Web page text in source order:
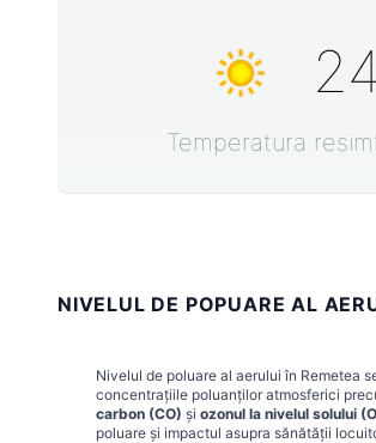
24
Temperatura
NIVELUL DE POPUARE AL
Nivelul de poluare al aerului în Remetea
concentrațiile poluanților atmosferici
carbon (CO) și ozonul la nivelul solului
poluare și impactul asupra sănătății